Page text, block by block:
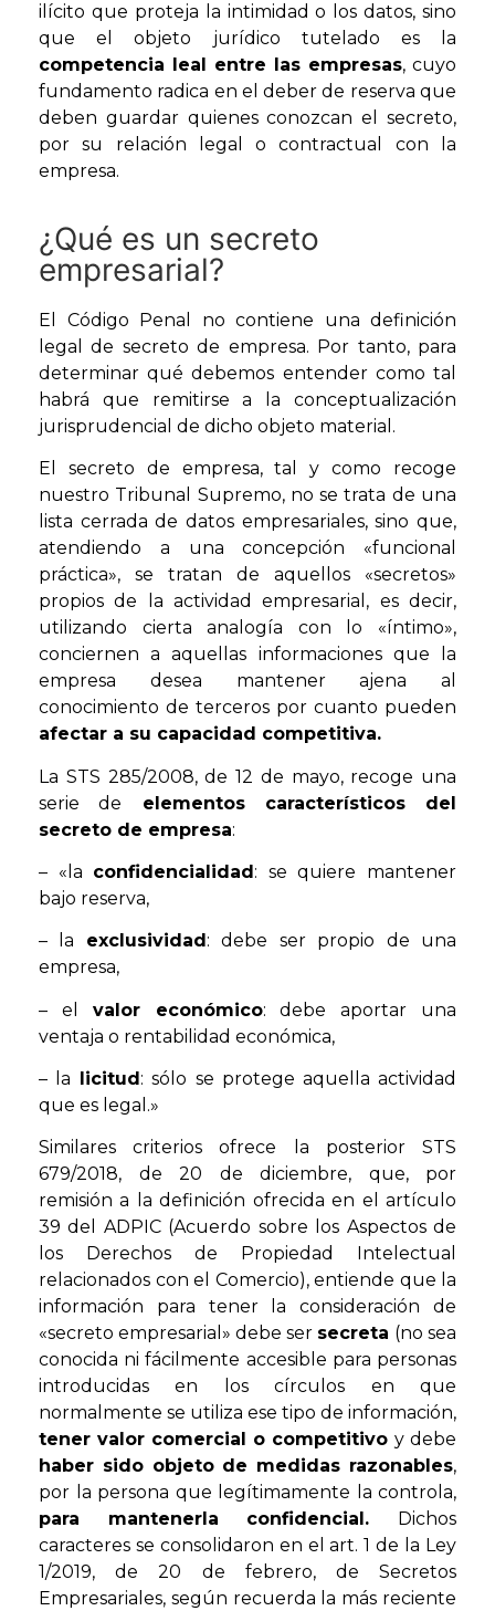
ilícito que proteja la intimidad o los datos, sino
que el objeto jurídico tutelado es la
competencia leal entre las empresas, cuyo
fundamento radica en el deber de reserva que
deben guardar quienes conozcan el secreto,
por su relación legal o contractual con la
empresa.
¿Qué es un secreto
empresarial?
El Código Penal no contiene una definición
legal de secreto de empresa. Por tanto, para
determinar qué debemos entender como tal
habrá que remitirse a la conceptualización
jurisprudencial de dicho objeto material.
El secreto de empresa, tal y como recoge
nuestro Tribunal Supremo, no se trata de una
lista cerrada de datos empresariales, sino que,
atendiendo a una concepción «funcional
práctica», se tratan de aquellos «secretos»
propios de la actividad empresarial, es decir,
utilizando cierta analogía con lo «íntimo»,
conciernen a aquellas informaciones que la
empresa desea mantener ajena al
conocimiento de terceros por cuanto pueden
afectar a su capacidad competitiva.
La STS 285/2008, de 12 de mayo, recoge una
serie de elementos característicos del
secreto de empresa:
– «la confidencialidad: se quiere mantener
bajo reserva,
– la exclusividad : debe ser propio de una
empresa,
– el valor económico: debe aportar una
ventaja o rentabilidad económica,
– la licitud: sólo se protege aquella actividad
que es legal.»
Similares criterios ofrece la posterior STS
679/2018, de 20 de diciembre, que, por
remisión a la definición ofrecida en el artículo
39 del ADPIC (Acuerdo sobre los Aspectos de
los Derechos de Propiedad Intelectual
relacionados con el Comercio), entiende que la
información para tener la consideración de
«secreto empresarial» debe ser secreta (no sea
conocida ni fácilmente accesible para personas
introducidas en los círculos en que
normalmente se utiliza ese tipo de información,
tener valor comercial o competitivo y debe
haber sido objeto de medidas razonables,
por la persona que legítimamente la controla,
para mantenerla confidencial.
Dichos
caracteres se consolidaron en el art. 1 de la Ley
1/2019, de 20 de febrero, de Secretos
Empresariales, según recuerda la más reciente